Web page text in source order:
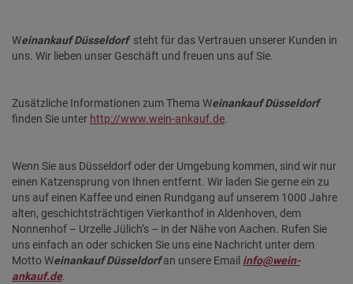
Weinankauf Düsseldorfsteht für das Vertrauen unserer Kunden in
uns. Wir lieben unser Geschäft und freuen uns auf Sie.
Zusätzliche Informationen zum Thema Weinankauf Düsseldorf
finden Sie unter http://www.wein-ankauf.de.
Wenn Sie aus Düsseldorf oder der Umgebung kommen, sind wir nur
einen Katzensprung von Ihnen entfernt. Wir laden Sie gerne ein zu
uns auf einen Kaffee und einen Rundgang auf unserem 1000 Jahre
alten, geschichtsträchtigen Vierkanthof in Aldenhoven, dem
Nonnenhof – Urzelle Jülich’s – in der Nähe von Aachen. Rufen Sie
uns einfach an oder schicken Sie uns eine Nachricht unter dem
Motto Weinankauf Düsseldorfan unsere Email info@wein-
ankauf.de.